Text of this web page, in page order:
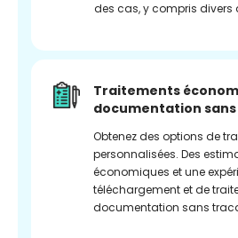
des cas, y compris divers
Traitements
documentation
Obtenez des options de
personnalisées. Des
économiques et une
téléchargement et de
documentation sans